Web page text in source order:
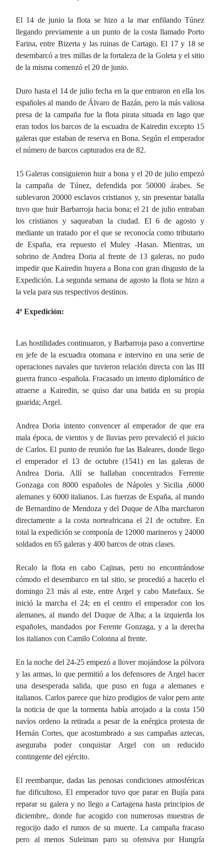
El 14 de junio la flota se hizo a la mar enfilando Túnez
llegando previamente a un punto de la costa llamado Porto
Farina, entre Bizerta y las ruinas de Cartago. El 17 y 18 se
desembarcó a tres millas de la fortaleza de la Goleta y el sitio
de la misma comenzó el 20 de junio.
Duro hasta el 14 de julio fecha en la que entraron en ella los
españoles al mando de Álvaro de Bazán, pero la más valiosa
presa de la campaña fue la flota pirata situada en lago que
eran todos los barcos de la escuadra de Kairedin excepto 15
galeras que estaban de reserva en Bona. Según el emperador
el número de barcos capturados era de 82.
15 Galeras consiguieron huir a bona y el 20 de julio empezó
la campaña de Túnez, defendida por 50000 árabes. Se
sublevaron 20000 esclavos cristianos y, sin presentar batalla
tuvo que huir Barbarroja hacia bona; el 21 de julio entraban
los cristianos y saqueaban la ciudad. El 6 de agosto y
mediante un tratado por el que se reconocía como tributario
de España, era repuesto el Muley -Hasan. Mientras, un
sobrino de Andrea Doria al frente de 13 galeras, no pudo
impedir que Kairedin huyera a Bona con gran disgusto de la
Expedición. La segunda semana de agosto la flota se hizo a
la vela para sus respectivos destinos.
4ª Expedición:
Las hostilidades continuaron, y Barbarroja paso a convertirse
en jefe de la escuadra otomana e intervino en una serie de
operaciones navales que tuvieron relación directa con las III
guerra franco -española. Fracasado un intento diplomático de
atraerse a Kairedin, se quiso dar una batida en su propia
guarida; Argel.
Andrea Doria intento convencer al emperador de que era
mala época, de vientos y de lluvias pero prevaleció el juicio
de Carlos. El punto de reunión fue las Baleares, donde llego
el emperador el 13 de octubre (1541) en las galeras de
Andrea Doria. Allí se hallaban concentrados Ferrente
Gonzaga con 8000 españoles de Nápoles y Sicilia ,6000
alemanes y 6000 italianos. Las fuerzas de España, al mando
de Bernardino de Mendoza y del Duque de Alba marcharon
directamente a la costa norteafricana el 21 de octubre. En
total la expedición se componía de 12000 marineros y 24000
soldados en 65 galeras y 400 barcos de otras clases.
Recalo la flota en cabo Cajinas, pero no encontrándose
cómodo el desembarco en tal sitio, se procedió a hacerlo el
domingo 23 más al este, entre Argel y cabo Matefaux. Se
inició la marcha el 24; en el centro el emperador con los
alemanes, al mando del Duque de Alba; a la izquierda los
españoles, mandados por Ferente Gonzaga, y a la derecha
los italianos con Camilo Colonna al frente.
En la noche del 24-25 empezó a llover mojándose la pólvora
y las armas, lo que permitió a los defensores de Argel hacer
una desesperada salida, que puso en fuga a alemanes e
italianos. Carlos parece que hizo prodigios de valor pero ante
la noticia de que la tormenta había arrojado a la costa 150
navíos ordeno la retirada a pesar de la enérgica protesta de
Hernán Cortes, que acostumbrado a sus campañas aztecas,
aseguraba poder conquistar Argel con un reducido
contingente del ejército.
El reembarque, dadas las penosas condiciones atmosféricas
fue dificultoso, El emperador tuvo que parar en Bujía para
reparar su galera y no llego a Cartagena hasta principios de
diciembre,. donde fue acogido con numerosas muestras de
regocijo dado el rumos de su muerte. La campaña fracaso
pero al menos Suleiman paro su ofensiva por Hungría